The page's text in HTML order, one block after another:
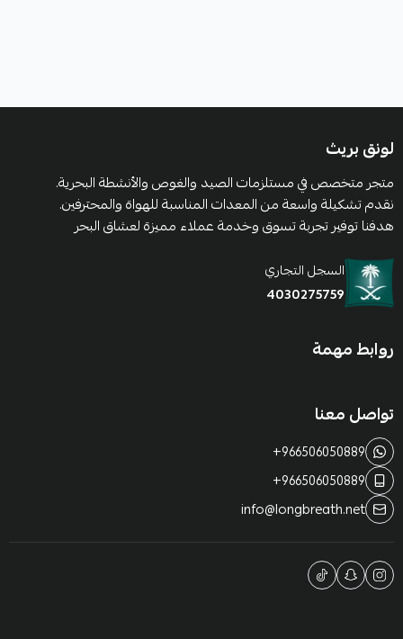
لونق بريث
متجر متخصص في مستلزمات الصيد والغوص والأنشطة البحرية.
نقدم تشكيلة واسعة من المعدات المناسبة للهواة والمحترفين.
هدفنا توفير تجربة تسوق وخدمة عملاء مميزة لعشاق البحر
السجل التجاري
4030275759
روابط مهمة
تواصل معنا
+966506050889
+966506050889
info@longbreath.net